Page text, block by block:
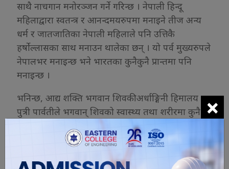
साथै नाचगान मनोरञ्जन गर्ने गरिन्छ । नेपाली हिन्दू
महिलाद्वारा स्वतन्त्र र आनन्दमयरुपमा मनाइने तीज अन्य
धर्म र जातजातिका नेपाली महिलाले पनि उत्तिकै
हर्षोल्लासका साथ मनाउन थालेका छन् । यो पर्व मुख्यरुपले
नेपालभर मनाइन्छ भने भारतका कुनैकुनै प्रान्तमा पनि
मनाइन्छ ।
भनिन्छ, आद्य शक्ति भगवान शिवकी अर्धाङ्गिनी हिमालय
पुत्री पार्वतीले भगवान् शिवको स्वास्थ्य तथा शरीरमा कुनै
बाधा उत्पन्न नहोस् भनेर पहिलो व्रतराखेकी थिइन् त्यो दिन
यही हरितालिका तीजको दिन थियो । त्यसै दिनदेखि
आजसम्म हिन्दू नारीहरुले यो पर्व मनाउदै आएका छन् ।
×